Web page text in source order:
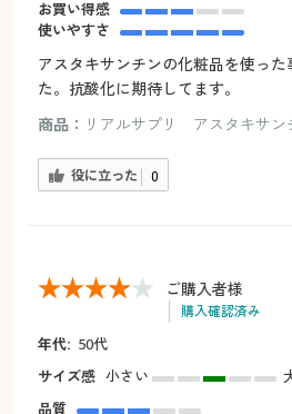
お買い得感
使いやすさ
アスタキサンチンの化粧品を使っ
た。抗酸化に期待してます。
商品： リアルサプリ アスタキサン
役に立った 0
ご購入者様
購入確認済み
年代: 50代
サイズ感 小さい
品質